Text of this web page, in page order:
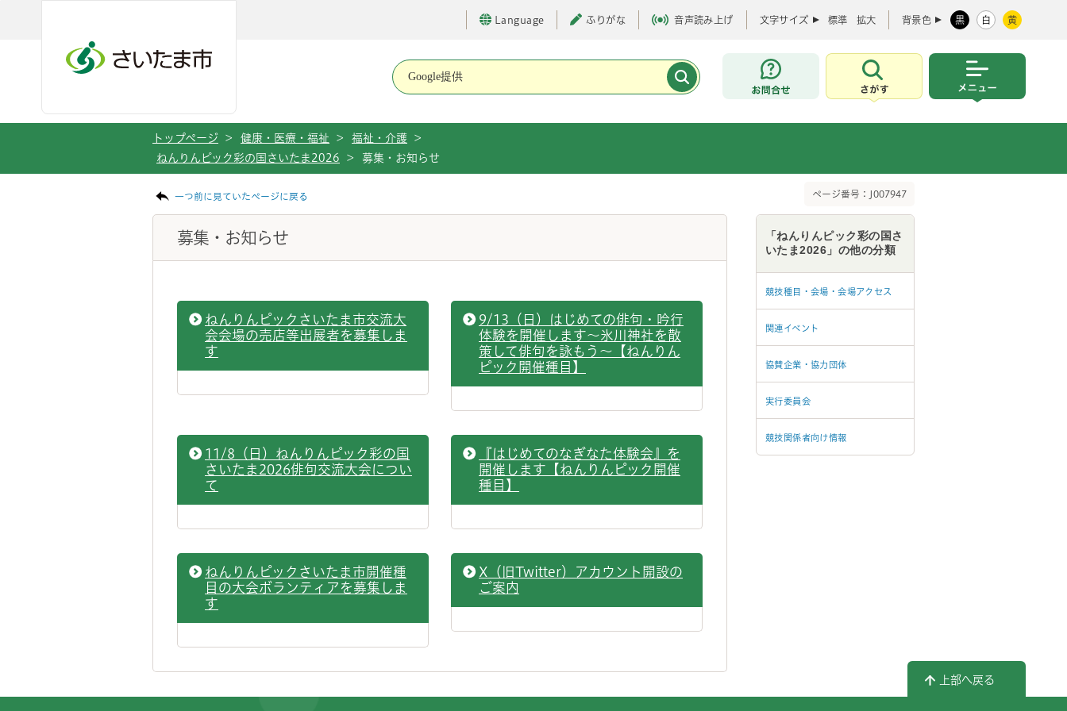
Language ふりがな 音声読み上げ 文字サイズ 標準 拡大 背景色 黒 白 黄
お問合せ
さがす
トップページ > 健康・医療・福祉 > 福祉・介護
>
ねんりんピック彩の国さいたま2026
> 募集・お知らせ
一つ前に見ていたページに戻る ページ番号：J007947
募集・お知らせ
ねんりんピックさいたま市交流大
会会場の売店等出展者を募集しま
す
9/13（日）はじめての俳句・吟行
体験を開催します～氷川神社を散
策して俳句を詠もう～【ねんりん
ピック開催種目】
11/8（日）ねんりんピック彩の国
さいたま2026俳句交流大会につい
て
『はじめてのなぎなた体験会』を
開催します【ねんりんピック開催
種目】
ねんりんピックさいたま市開催種
目の大会ボランティアを募集しま
す
X（旧Twitter）アカウント開設の
ご案内
「ねんりんピック彩の国さ
いたま2026」の他の分類
競技種目・会場・会場アクセス
関連イベント
協賛企業・協力団体
実行委員会
競技関係者向け情報
上部へ戻る